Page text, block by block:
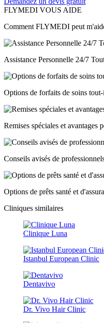
FLYMEDI VOUS AIDE
Comment FLYMEDI peut
Assistance Personnelle 24/7
Options de forfaits de soins
Remises spéciales et avantages
Conseils avisés de
Options de prêts santé et
Cliniques similaires
Clinique Luna
Istanbul European Clinic
Dentavivo
Dr. Vivo Hair Clinic